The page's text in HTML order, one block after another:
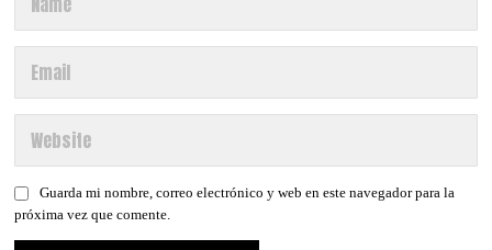
Guarda mi nombre, correo electrónico y web en este navegador para la
próxima vez que comente.